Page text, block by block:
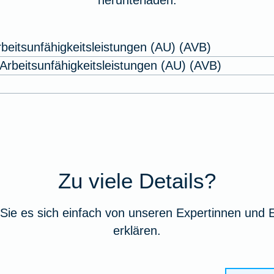
(AU) (AVB)
(AU) (AVB)
Zu viele Details?
es sich einfach von unseren Expertinnen und
erklären.